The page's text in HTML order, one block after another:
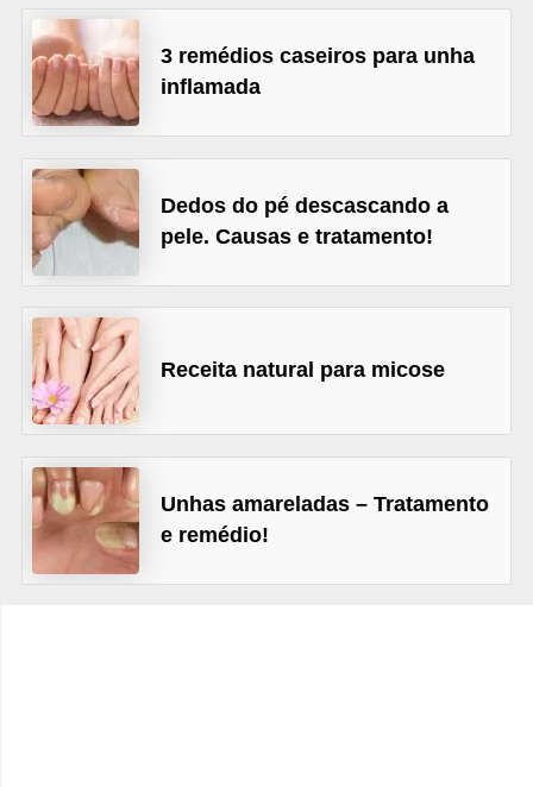
3 remédios caseiros para unha
inflamada
Dedos do pé descascando a
pele. Causas e tratamento!
Receita natural para micose
Unhas amareladas – Tratamento
e remédio!
a
ç
ã
S
a
u
á
v
e
l
P
l
a